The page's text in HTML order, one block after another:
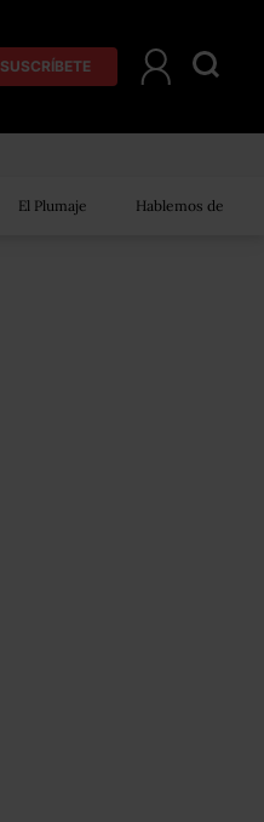
SUSCRÍBETE
El Plumaje Hablemos de